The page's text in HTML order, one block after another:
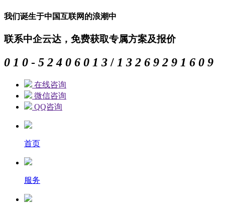
我们诞生于中国互联网的浪潮中
联系中企云达，免费获取专属方案及报价
0 1 0 - 5 2 4 0 6 0 1 3 / 1 3 2 6 9 2 9 1 6 0 9
在线咨询
微信咨询
QQ咨询
首页
服务